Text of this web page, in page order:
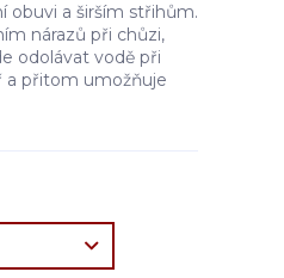
obuvi a širším střihům.
nárazů při chůzi,
odolávat vodě při
a přitom umožňuje